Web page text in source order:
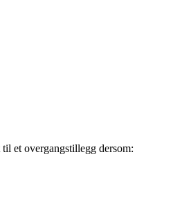
et overgangstillegg dersom: